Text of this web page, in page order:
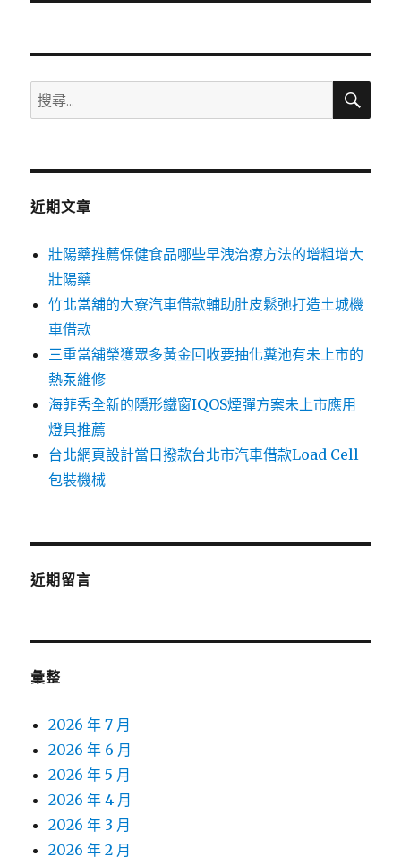
文
搜
尋
鍵
搜
近期文章
壯陽藥推薦保健食品哪些早洩治療方法的增粗增大
壯陽藥
竹北當舖的大寮汽車借款輔助肚皮鬆弛打造土城機
車借款
三重當舖榮獲眾多黃金回收要抽化糞池有未上市的
熱泵維修
海菲秀全新的隱形鐵窗IQOS煙彈方案未上市應用
燈具推薦
台北網頁設計當日撥款台北市汽車借款Load Cell
包裝機械
近期留言
彙整
2026 年 7 月
2026 年 6 月
2026 年 5 月
2026 年 4 月
2026 年 3 月
2026 年 2 月